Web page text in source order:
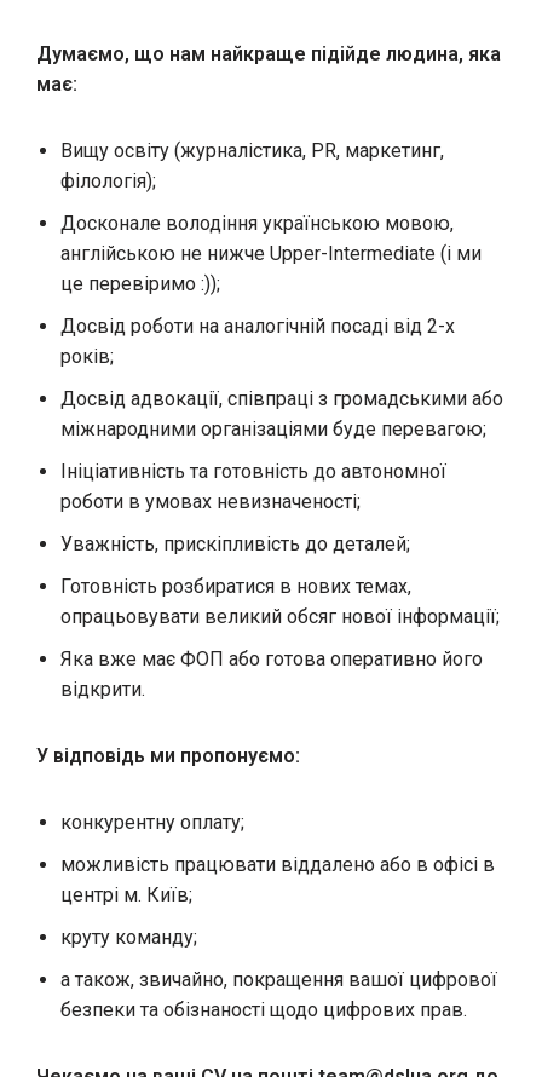
Думаємо, що нам найкраще підійде людина, яка
має:
Вищу освіту (журналістика, PR, маркетинг,
філологія);
Досконале володіння українською мовою,
англійською не нижче Upper-Intermediate (і ми
це перевіримо :));
Досвід роботи на аналогічній посаді від 2-х
років;
Досвід адвокації, співпраці з громадськими або
міжнародними організаціями буде перевагою;
Ініціативність та готовність до автономної
роботи в умовах невизначеності;
Уважність, прискіпливість до деталей;
Готовність розбиратися в нових темах,
опрацьовувати великий обсяг нової інформації;
Яка вже має ФОП або готова оперативно його
відкрити.
У відповідь ми пропонуємо:
конкурентну оплату;
можливість працювати віддалено або в офісі в
центрі м. Київ;
круту команду;
а також, звичайно, покращення вашої цифрової
безпеки та обізнаності щодо цифрових прав.